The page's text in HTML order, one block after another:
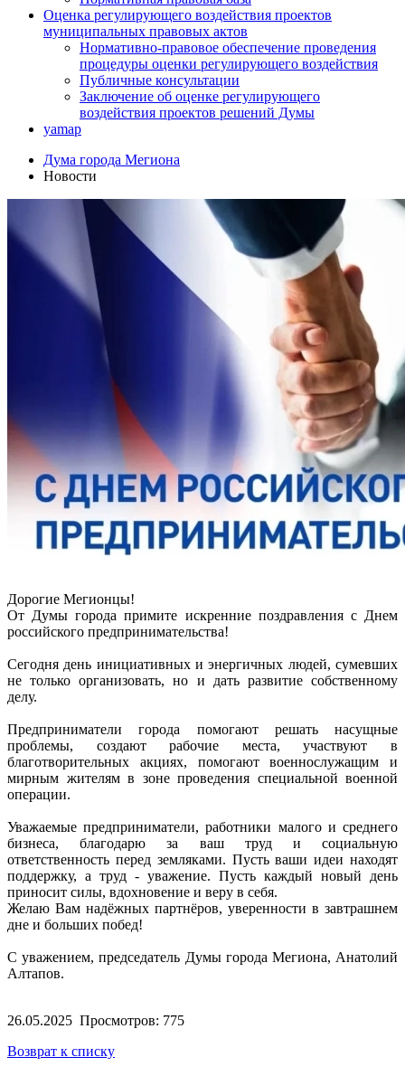
Оценка регулирующего воздействия проектов
муниципальных правовых актов
Нормативно-правовое обеспечение проведения
процедуры оценки регулирующего воздействия
Публичные консультации
Заключение об оценке регулирующего
воздействия проектов решений Думы
yamap
Дума города Мегиона
Новости
Дорогие Мегионцы!
От Думы города примите искренние поздравления с Днем
российского предпринимательства!
Сегодня день инициативных и энергичных людей, сумевших
не только организовать, но и дать развитие собственному
делу.
Предприниматели города помогают решать насущные
проблемы, создают рабочие места, участвуют в
благотворительных акциях, помогают военнослужащим и
мирным жителям в зоне проведения специальной военной
операции.
Уважаемые предприниматели, работники малого и среднего
бизнеса, благодарю за ваш труд и социальную
ответственность перед земляками. Пусть ваши идеи находят
поддержку, а труд - уважение. Пусть каждый новый день
приносит силы, вдохновение и веру в себя.
Желаю Вам надёжных партнёров, уверенности в завтрашнем
дне и больших побед!
С уважением, председатель Думы города Мегиона, Анатолий
Алтапов.
26.05.2025 Просмотров: 775
Возврат к списку